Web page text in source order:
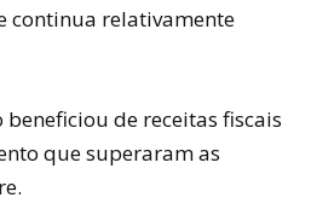
continua relativamente
beneficiou de receitas fiscais
que superaram as